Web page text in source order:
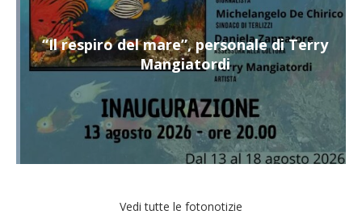
“Il respiro del mare”, personale di Terry
Mangiatordi
Vedi tutte le fotonotizie